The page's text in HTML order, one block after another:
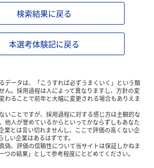
検索結果に戻る
本選考体験記に戻る
データは、「こうすれば必ずうまくいく」という類
ん。採用過程は人によって異なりますし、方針の変
わることで前年と大幅に変更される場合もありえま
いことですが、採用過程に対する感じ方は主観的な
他人が誉めているからといってかならずしもあなた
業とは言い切れませんし、ここで評価の高くない企
しい企業はあるはずです。
偽、評価の信頼性について当サイトは保証しかねま
つの結果」として参考程度にとどめてください。